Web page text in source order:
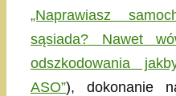
„Naprawiasz
sąsiada? Nawet
odszkodowania
ASO”), dokonanie